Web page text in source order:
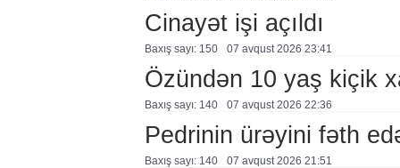
Cinayət işi açıldı
Baxış sayı: 150 07 avqust 2026 23:41
Özündən 10 yaş kiçik
Baxış sayı: 140 07 avqust 2026 22:36
Pedrinin ürəyini fəth
Baxış sayı: 140 07 avqust 2026 21:51